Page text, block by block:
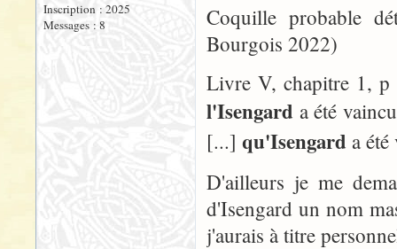
Inscription : 2025
Messages : 8
Coquille probable
Bourgois 2022)
Livre V, chapitre 1,
l'Isengard a été
[...] qu'Isengard a
D'ailleurs je me
d'Isengard un nom
j'aurais à titre